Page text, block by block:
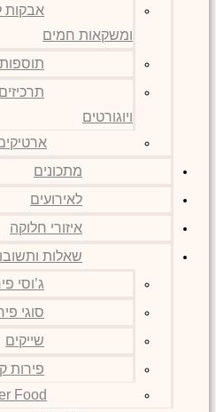
אבקות
ומשקאות חמים
תוספות
ויוגורטים
מתכונים
לאירועים
איזורי חלוקה
שאלות
ג’וסי
סוגי
שייקים
פירות
Food